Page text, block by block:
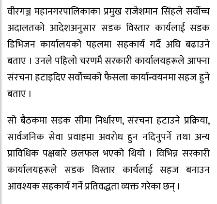
वीरगञ्ज महानगरपालिकाका प्रमुख राजेशमान सिंहले सर्वाेच्च
अदालतको आदेशअनुसार सडक विस्तार कार्यलाई सडक
डिभिजन कार्यालयको पहलमा सहकार्य गर्दै अघि बढाउने
बताए । उनले पहिलो चरणमै सरकारी कार्यालयहरूले आफ्ना
संरचना हटाइदिए सर्वोच्चको फैसला कार्यान्वयनमा सहज हुने
बताए ।
सो बैठकमा सडक सीमा निर्धारण, संरचना हटाउने प्रक्रिया,
सार्वजनिक सेवा प्रवाहमा अवरोध हुन नदिनुपर्ने तथा अन्य
प्राविधिक पक्षबारे छलफल भएको थियो । विभिन्न सरकारी
कार्यालयहरूले सडक विस्तार कार्यलाई सहज बनाउन
आवश्यक सहकार्य गर्ने प्रतिवद्धता व्यक्त गरेका छन् ।